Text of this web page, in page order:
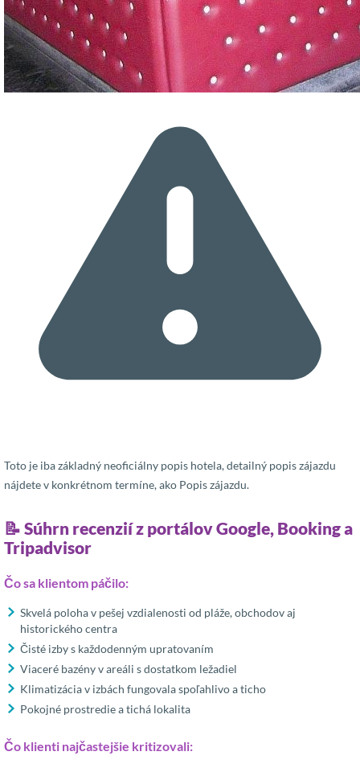
Toto je iba základný neoficiálny popis hotela, detailný popis zájazdu
nájdete v konkrétnom termíne, ako Popis zájazdu.
📝 Súhrn recenzií z portálov Google, Booking a
Tripadvisor
Čo sa klientom páčilo:
Skvelá poloha v pešej vzdialenosti od pláže, obchodov aj
historického centra
Čisté izby s každodenným upratovaním
Viaceré bazény v areáli s dostatkom ležadiel
Klimatizácia v izbách fungovala spoľahlivo a ticho
Pokojné prostredie a tichá lokalita
Čo klienti najčastejšie kritizovali: